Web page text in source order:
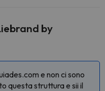
by
e non ci sono
questa struttura e sii il